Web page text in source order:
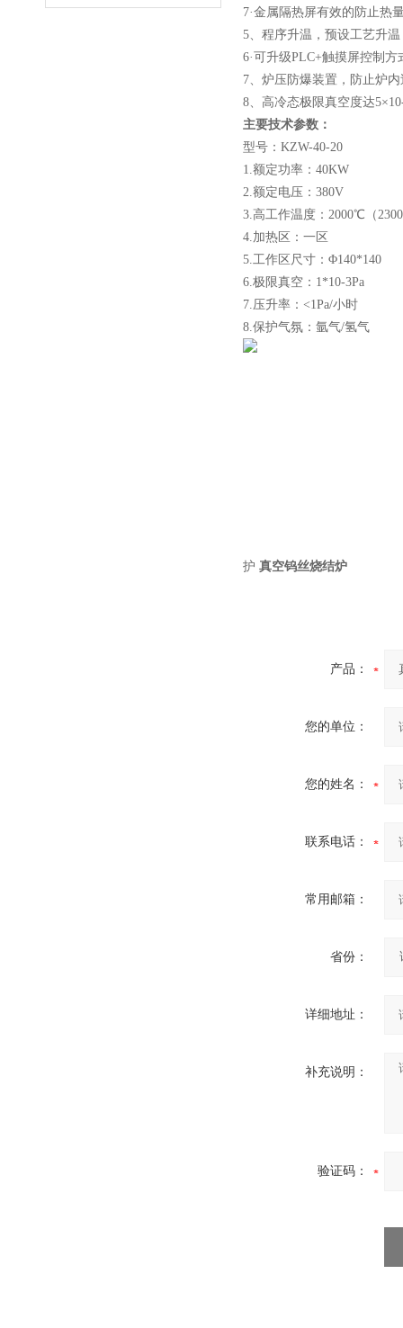
7·金属隔热屏有效的防止热
5、程序升温，预设工艺升
6·可升级PLC+触摸屏控制
7、炉压防爆装置，防止炉内
8、高冷态极限真空度达
主要技术参数：
型号：KZW-40-20
1.额定功率：40KW
2.额定电压：380V
3.高工作温度：2000℃（
4.加热区：一区
5.工作区尺寸：Φ140*140
6.极限真空：1*10-3Pa
7.压升率：<1Pa/小时
8.保护气氛：氩气/氢气
护 真空钨丝烧结炉
产品：
您的单位：
您的姓名：
联系电话：
常用邮箱：
省份：
详细地址：
补充说明：
验证码：